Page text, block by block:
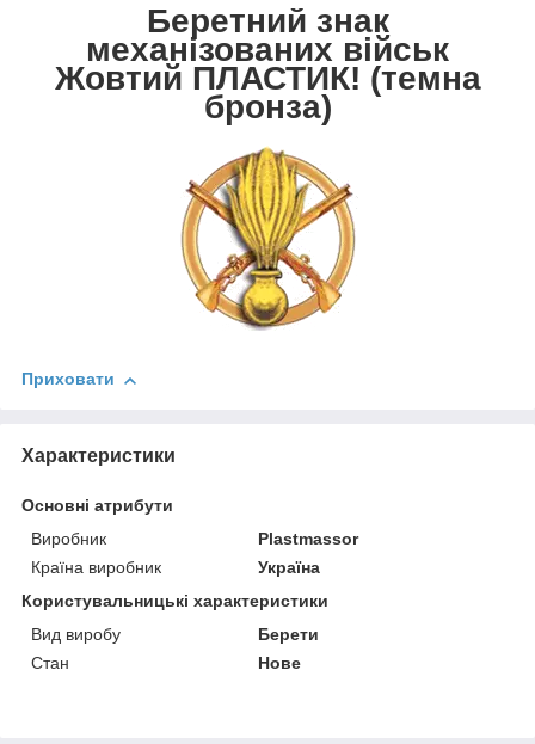
Беретний знак
механізованих військ
Жовтий ПЛАСТИК! (темна
бронза)
Приховати
Характеристики
Основні атрибути
Виробник
Plastmassor
Країна виробник
Україна
Користувальницькі характеристики
Вид виробу
Берети
Стан
Нове